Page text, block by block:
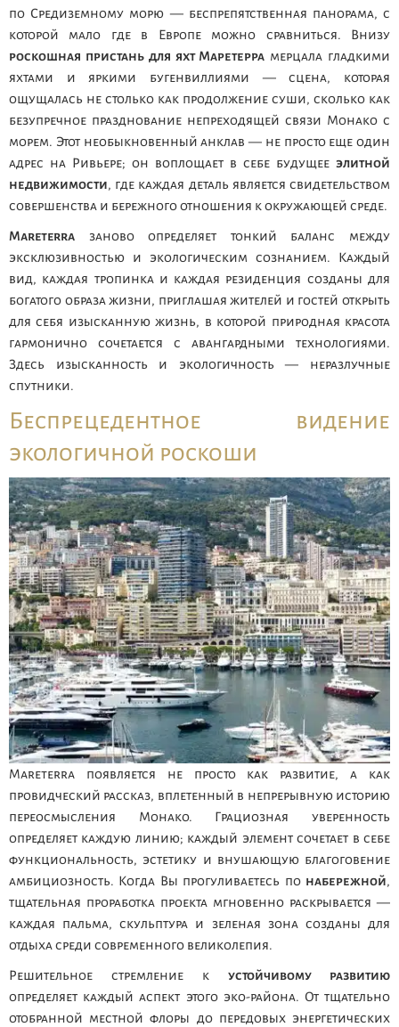
по Средиземному морю — беспрепятственная панорама, с
которой мало где в Европе можно сравниться. Внизу
роскошная пристань для яхт Маретерра мерцала гладкими
яхтами и яркими бугенвиллиями — сцена, которая
ощущалась не столько как продолжение суши, сколько как
безупречное празднование непреходящей связи Монако с
морем. Этот необыкновенный анклав — не просто еще один
адрес на Ривьере; он воплощает в себе будущее элитной
недвижимости, где каждая деталь является свидетельством
совершенства и бережного отношения к окружающей среде.
Mareterra заново определяет тонкий баланс между
эксклюзивностью и экологическим сознанием. Каждый
вид, каждая тропинка и каждая резиденция созданы для
богатого образа жизни, приглашая жителей и гостей открыть
для себя изысканную жизнь, в которой природная красота
гармонично сочетается с авангардными технологиями.
Здесь изысканность и экологичность — неразлучные
спутники.
Беспрецедентное видение
экологичной роскоши
Mareterra появляется не просто как развитие, а как
провидческий рассказ, вплетенный в непрерывную историю
переосмысления Монако. Грациозная уверенность
определяет каждую линию; каждый элемент сочетает в себе
функциональность, эстетику и внушающую благоговение
амбициозность. Когда Вы прогуливаетесь по набережной,
тщательная проработка проекта мгновенно раскрывается —
каждая пальма, скульптура и зеленая зона созданы для
отдыха среди современного великолепия.
Решительное стремление к устойчивому развитию
определяет каждый аспект этого эко-района. От тщательно
отобранной местной флоры до передовых энергетических